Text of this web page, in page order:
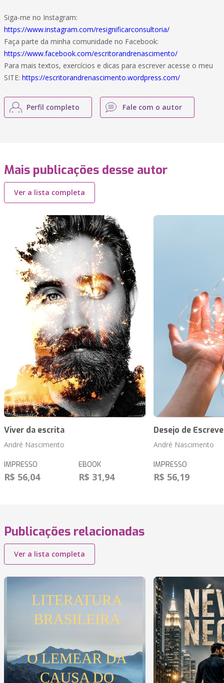
Siga-me no Instagram:
https://www.instagram.com/resignificarconsultoria/
Faça parte da minha comunidade no Facebook:
https://www.facebook.com/escritorandrenascimento/
Para mais textos, exercícios e dicas para escrever acesse o meu
SITE: https://escritorandrenascimento.wordpress.com/
Perfil completo Fale com o autor
Mais publicações desse autor
Ver a lista completa
Viver da escrita
André Nascimento
IMPRESSO
R$ 56,04
EBOOK
R$ 31,94
Desejo de
André Nascimento
IMPRESSO
R$ 56,19
Publicações relacionadas
Ver a lista completa